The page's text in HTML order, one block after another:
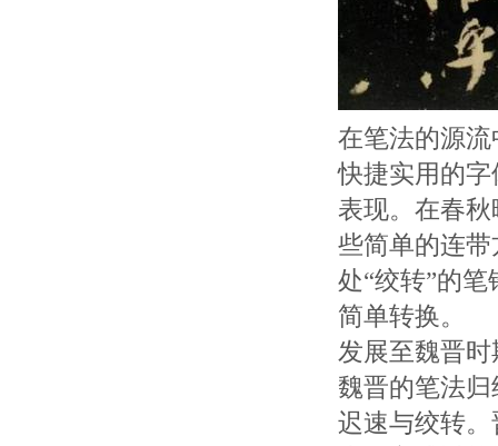
在笔法的源
快捷实用的
表现。在春
些简单的连
处“绞转”的
简单转换。
发展至魏晋
魏晋的笔法
迟速与绞转。